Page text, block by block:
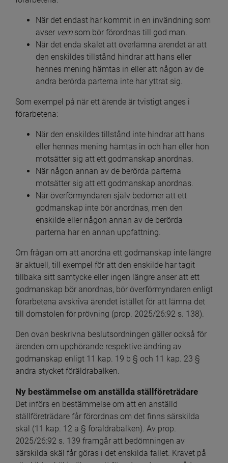
När det endast har kommit in en invändning som
avser vem som bör förordnas till god man.
När det enda skälet att överlämna ärendet är att
den enskildes tillstånd hindrar att hans eller
hennes mening hämtas in eller att någon av de
andra berörda parterna inte har yttrat sig.
Som exempel på när ett ärende är tvistigt anges i
förarbetena:
När den enskildes tillstånd inte hindrar att hans
eller hennes mening hämtas in och han eller hon
motsätter sig att ett godmanskap anordnas.
När någon annan av de berörda parterna
motsätter sig att ett godmanskap anordnas.
När överförmyndaren själv bedömer att ett
godmanskap inte bör anordnas, men den
enskilde eller någon annan av de berörda
parterna har en annan uppfattning.
Om frågan om att anordna ett godmanskap inte längre
är aktuell, till exempel för att den enskilde har tagit
tillbaka sitt samtycke eller ingen längre anser att ett
godmanskap bör anordnas, bör överförmyndaren enligt
förarbetena avskriva ärendet istället för att lämna det
till domstolen för prövning (prop. 2025/26:92 s. 138).
Den ovan beskrivna beslutsordningen gäller också för
ärenden om upphörande respektive ändring av
godmanskap enligt 11 kap. 19 b § och 11 kap. 23 §
andra stycket föräldrabalken.
Ny bestämmelse om anställda ställföreträdare
Det införs en bestämmelse om att en anställd
ställföreträdare får förordnas om det finns särskilda
skäl (11 kap. 12 a § föräldrabalken). Av prop.
2025/26:92 s. 139 framgår att bedömningen av
särskilda skäl får göras i det enskilda fallet. Kravet på